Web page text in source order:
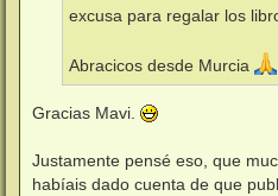
excusa para regalar los
Abracicos desde Murcia
Gracias Mavi.
Justamente pensé eso, que
habíais dado cuenta de que